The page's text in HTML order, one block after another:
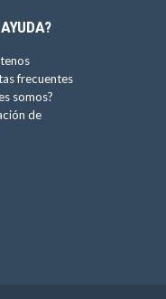
frecuentes
somos?
de